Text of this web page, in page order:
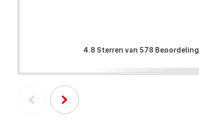
4.8 Sterren van 578 Beoordeling